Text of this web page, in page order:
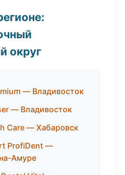
округ
— Владивосток
— Владивосток
Care — Хабаровск
ProfiDent —
Амуре